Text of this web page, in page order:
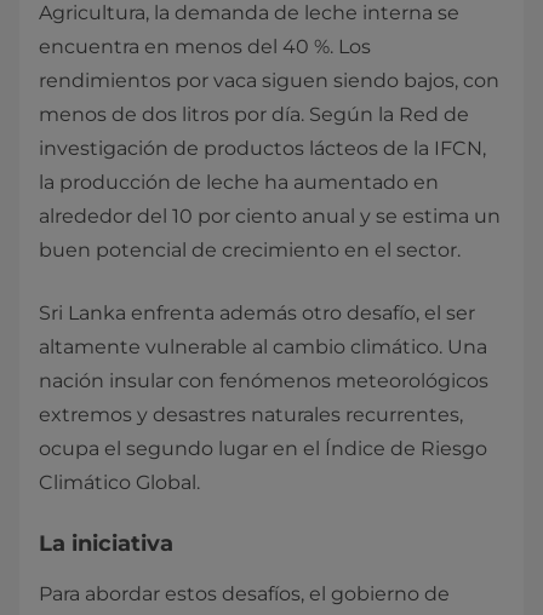
Agricultura, la demanda de leche interna se
encuentra en menos del 40 %. Los
rendimientos por vaca siguen siendo bajos, con
menos de dos litros por día. Según la Red de
investigación de productos lácteos de la IFCN,
la producción de leche ha aumentado en
alrededor del 10 por ciento anual y se estima un
buen potencial de crecimiento en el sector.
Sri Lanka enfrenta además otro desafío, el ser
altamente vulnerable al cambio climático. Una
nación insular con fenómenos meteorológicos
extremos y desastres naturales recurrentes,
ocupa el segundo lugar en el Índice de Riesgo
Climático Global.
La iniciativa
Para abordar estos desafíos, el gobierno de